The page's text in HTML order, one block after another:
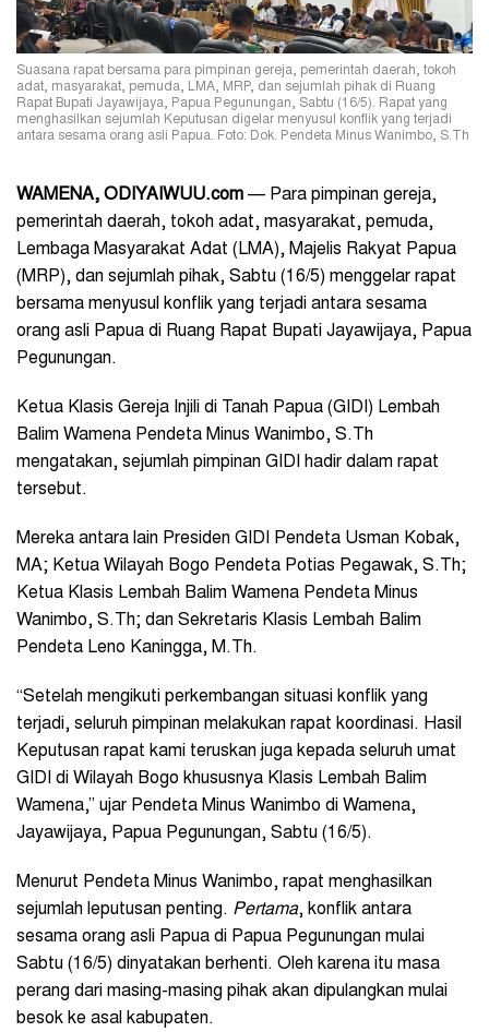
Suasana rapat bersama para pimpinan gereja, pemerintah daerah, tokoh
adat, masyarakat, pemuda, LMA, MRP, dan sejumlah pihak di Ruang
Rapat Bupati Jayawijaya, Papua Pegunungan, Sabtu (16/5). Rapat yang
menghasilkan sejumlah Keputusan digelar menyusul konflik yang terjadi
antara sesama orang asli Papua. Foto: Dok. Pendeta Minus Wanimbo, S.Th
WAMENA, ODIYAIWUU.com — Para pimpinan gereja,
pemerintah daerah, tokoh adat, masyarakat, pemuda,
Lembaga Masyarakat Adat (LMA), Majelis Rakyat Papua
(MRP), dan sejumlah pihak, Sabtu (16/5) menggelar rapat
bersama menyusul konflik yang terjadi antara sesama
orang asli Papua di Ruang Rapat Bupati Jayawijaya, Papua
Pegunungan.
Ketua Klasis Gereja Injili di Tanah Papua (GIDI) Lembah
Balim Wamena Pendeta Minus Wanimbo, S.Th
mengatakan, sejumlah pimpinan GIDI hadir dalam rapat
tersebut.
Mereka antara lain Presiden GIDI Pendeta Usman Kobak,
MA; Ketua Wilayah Bogo Pendeta Potias Pegawak, S.Th;
Ketua Klasis Lembah Balim Wamena Pendeta Minus
Wanimbo, S.Th; dan Sekretaris Klasis Lembah Balim
Pendeta Leno Kaningga, M.Th.
“Setelah mengikuti perkembangan situasi konflik yang
terjadi, seluruh pimpinan melakukan rapat koordinasi. Hasil
Keputusan rapat kami teruskan juga kepada seluruh umat
GIDI di Wilayah Bogo khususnya Klasis Lembah Balim
Wamena,” ujar Pendeta Minus Wanimbo di Wamena,
Jayawijaya, Papua Pegunungan, Sabtu (16/5).
Menurut Pendeta Minus Wanimbo, rapat menghasilkan
sejumlah leputusan penting. Pertama, konflik antara
sesama orang asli Papua di Papua Pegunungan mulai
Sabtu (16/5) dinyatakan berhenti. Oleh karena itu masa
perang dari masing-masing pihak akan dipulangkan mulai
besok ke asal kabupaten.